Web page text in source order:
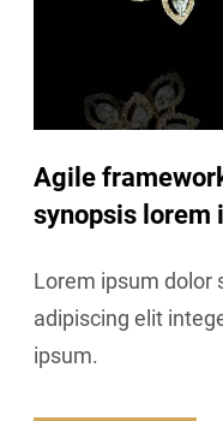
Agile
synopsis lorem
Lorem ipsum dolor
adipiscing elit
ipsum.